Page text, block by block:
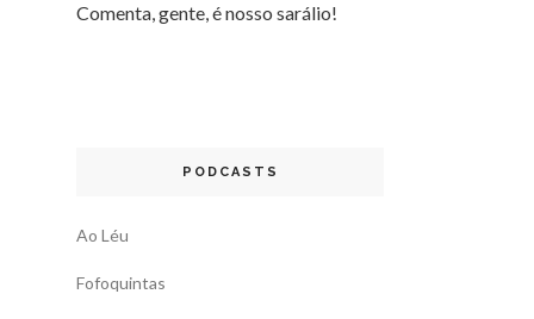
Comenta, gente, é nosso sarálio!
PODCASTS
Ao Léu
Fofoquintas